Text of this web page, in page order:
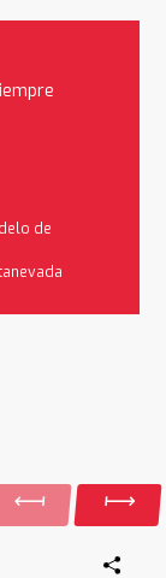
de